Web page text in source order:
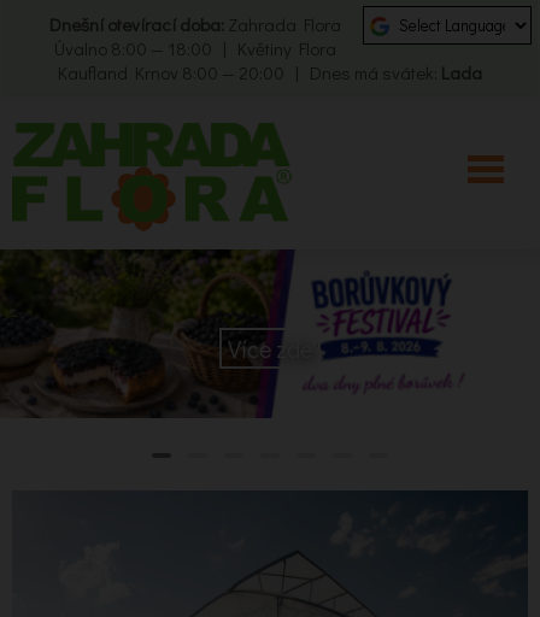
Dnešní otevírací doba: Zahrada Flora
Úvalno 8:00 — 18:00 | Květiny Flora
Kaufland Krnov 8:00 — 20:00 | Dnes má svátek: Lada
Více zde